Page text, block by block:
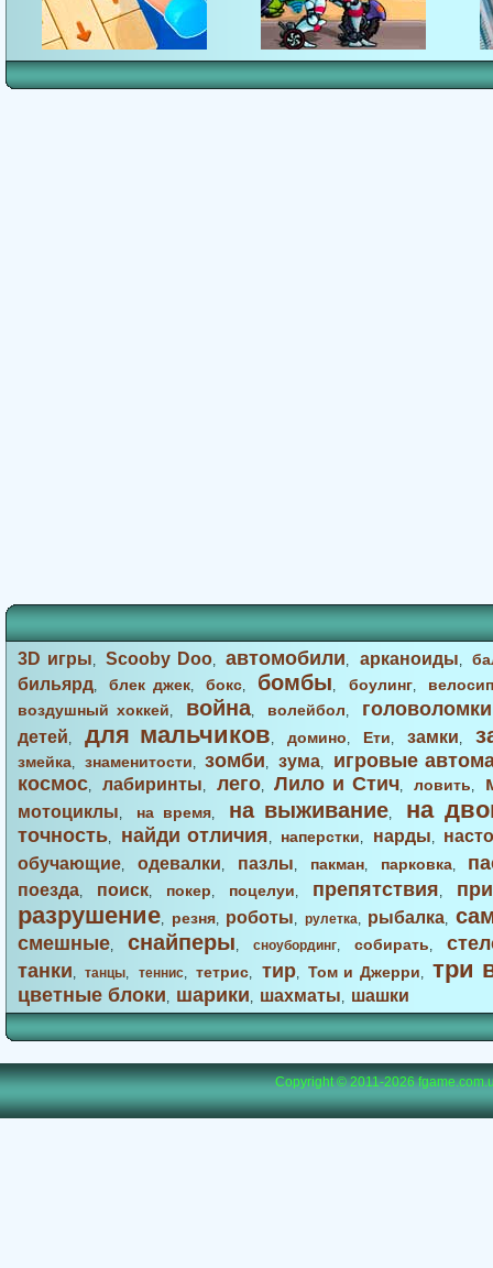
3D игры,Scooby Doo,автомобили, арканоиды,
бильярд,блек джек,бокс, бомбы, боулинг,
воздушный хоккей, война, волейбол, головоломки
детей, для мальчиков, домино, Ети, замки,
змейка, знаменитости,зомби, зума,
игровые
космос, лабиринты, лего,Лило и Стич,ловить,
мотоциклы, на время, на выживание, на
точность, найди отличия, наперстки, нарды,
обучающие, одевалки, пазлы, пакман, парковка,
поезда, поиск, покер, поцелуи, препятствия,
разрушение, резня, роботы, рулетка, рыбалка,
смешные, снайперы, сноубординг, собирать,
танки,танцы, теннис,тетрис, тир,Том и Джерри, три
цветные блоки, шарики, шахматы, шашки
Copyright © 2011-2026